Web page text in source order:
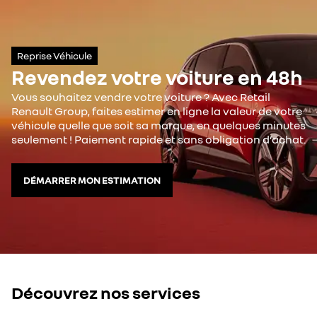
Reprise Véhicule
Revendez votre voiture en 48h
Vous souhaitez vendre votre voiture ? Avec Retail
Renault Group, faites estimer en ligne la valeur de votre
véhicule quelle que soit sa marque, en quelques minutes
seulement ! Paiement rapide et sans obligation d’achat.
DÉMARRER MON ESTIMATION
Découvrez nos services